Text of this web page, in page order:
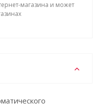
магазина и может